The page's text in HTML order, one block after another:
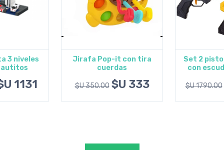
carrito
con tira
333
Agregar al carrito
Set 2 pistolas laser tag
con escudos objetivo
$U 1790.00 $U 1737
Muñeca
lentes
$U 1710.00